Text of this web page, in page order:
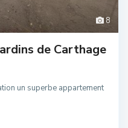
8
de Carthage
un superbe appartement